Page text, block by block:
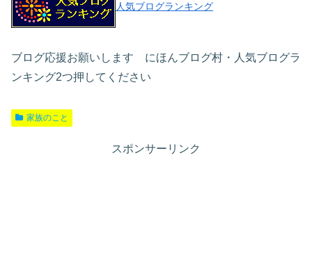
人気ブログランキング
ブログ応援お願いします にほんブログ村・人気ブログラ
ンキング2つ押してください
家族のこと
スポンサーリンク